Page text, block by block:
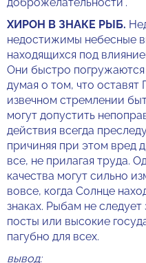
ХИРОН В ЗНАКЕ РЫБ.
недостижимы небесные
находящихся под
Они быстро
думая о том, что
извечном стремлении
могут допустить
действия всегда
причиняя при этом вред
все, не прилагая труда.
качества могут сильно
вовсе, когда Солнце
знаках. Рыбам не
посты или высокие
пагубно для всех.
вывод: